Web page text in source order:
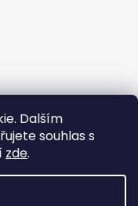
Dalším
souhlas s
zde.